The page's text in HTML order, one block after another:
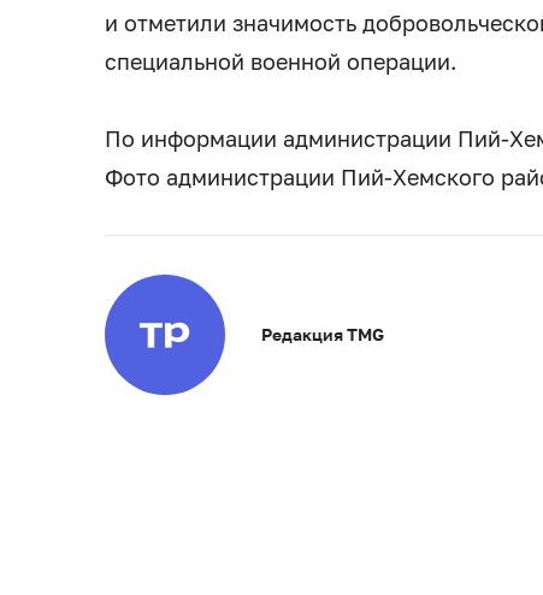
и отметили значимость
специальной военной операции.
По информации администрации Пий-
Фото администрации Пий-Хемского
Редакция TMG